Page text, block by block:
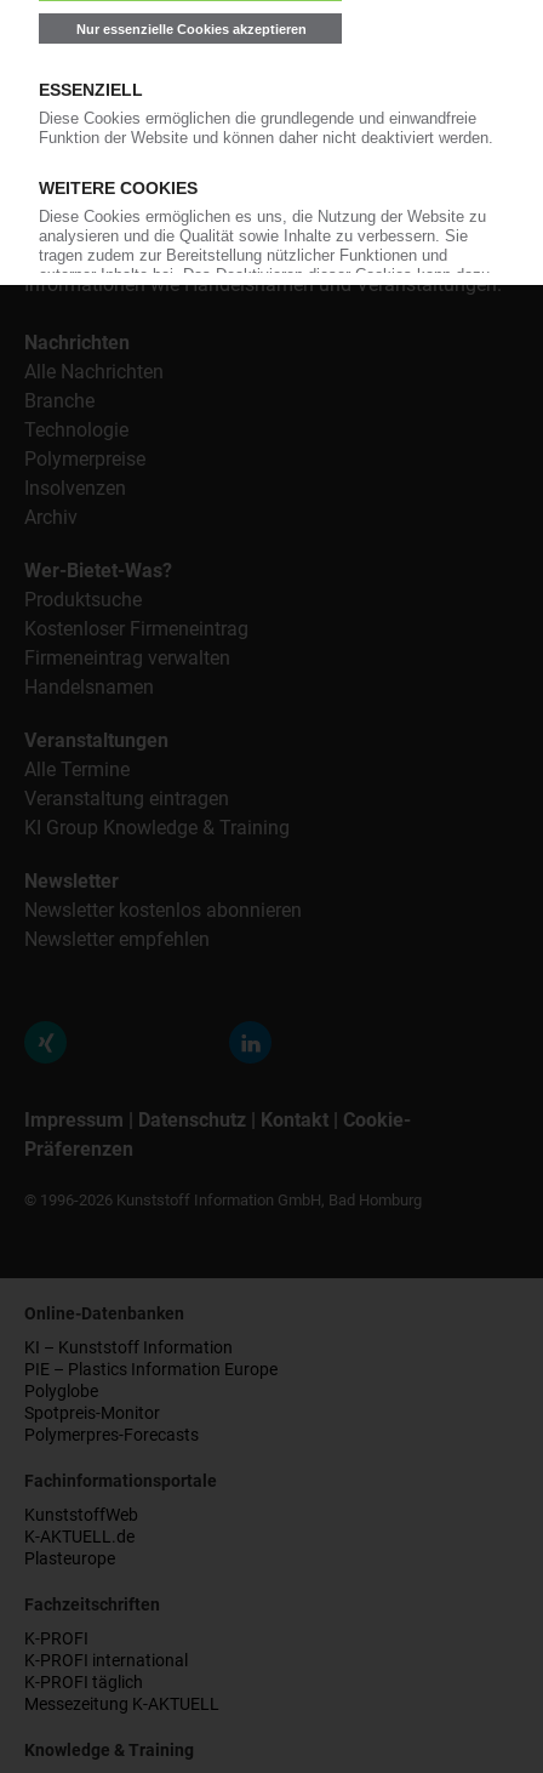
versorgt das KunststoffWeb bereits seit 1996 die Fach-
und Führungskräfte der Branche mit täglichen
Nachrichten rund um das Thema "Kunststoffe". Im Fokus
der Berichterstattung ist dabei die Preisentwicklung für
Kunststoffe sowie Märkte, Unternehmen, Produkte,
Weiterhin bietet das KunststoffWeb geeignete
Bezugsquellen für den Einkauf sowie nützlichen Service-
Informationen wie Handelsnamen und Veranstaltungen.
Nachrichten
Alle Nachrichten
Branche
Technologie
Polymerpreise
Insolvenzen
Archiv
Wer-Bietet-Was?
Produktsuche
Kostenloser Firmeneintrag
Firmeneintrag verwalten
Handelsnamen
Veranstaltungen
Alle Termine
Veranstaltung eintragen
KI Group Knowledge & Training
Newsletter
Newsletter kostenlos abonnieren
Newsletter empfehlen
Impressum | Datenschutz | Kontakt | Cookie-
Präferenzen
© 1996-2026 Kunststoff Information GmbH, Bad Homburg
Online-Datenbanken
KI – Kunststoff Information
PIE – Plastics Information Europe
Polyglobe
Spotpreis-Monitor
Polymerpres-Forecasts
Fachinformationsportale
KunststoffWeb
K-AKTUELL.de
Plasteurope
Fachzeitschriften
K-PROFI
K-PROFI international
K-PROFI täglich
Messezeitung K-AKTUELL
Knowledge & Training